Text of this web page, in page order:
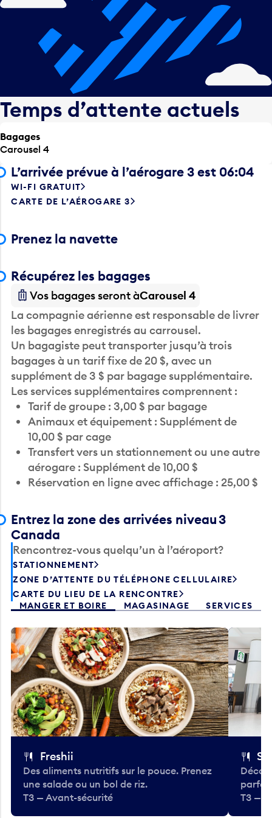
Temps d’attente actuels
Bagages
Carousel 4
L’arrivée prévue à l’aérogare 3 est 06:04
WI-FI GRATUIT
CARTE DE L’AÉROGARE 3
Prenez la navette
Récupérez les bagages
Vos bagages seront àCarousel 4
La compagnie aérienne est responsable de livrer
les bagages enregistrés au carrousel.
Un bagagiste peut transporter jusqu’à trois
bagages à un tarif fixe de 20 $, avec un
supplément de 3 $ par bagage supplémentaire.
Les services supplémentaires comprennent :
Tarif de groupe : 3,00 $ par bagage
Animaux et équipement : Supplément de
10,00 $ par cage
Transfert vers un stationnement ou une autre
aérogare : Supplément de 10,00 $
Réservation en ligne avec affichage : 25,00 $
Entrez la zone des arrivées niveau 3
Canada
Rencontrez-vous quelqu’un à l’aéroport?
STATIONNEMENT
ZONE D’ATTENTE DU TÉLÉPHONE CELLULAIRE
CARTE DU LIEU DE LA RENCONTRE
MANGER ET BOIRE
MAGASINAGE SERVICES
Freshii
Des aliments nutritifs sur le pouce. Prenez
une salade ou un bol de riz.
T3 — Avant-sécurité
T3 —